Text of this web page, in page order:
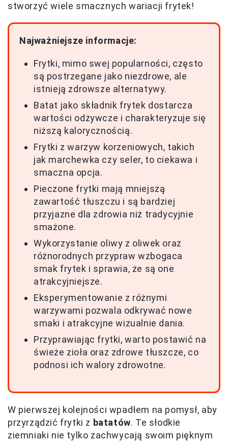
stworzyć wiele smacznych wariacji frytek!
Najważniejsze informacje:
Frytki, mimo swej popularności, często
są postrzegane jako niezdrowe, ale
istnieją zdrowsze alternatywy.
Batat jako składnik frytek dostarcza
wartości odżywcze i charakteryzuje się
niższą kalorycznością.
Frytki z warzyw korzeniowych, takich
jak marchewka czy seler, to ciekawa i
smaczna opcja.
Pieczone frytki mają mniejszą
zawartość tłuszczu i są bardziej
przyjazne dla zdrowia niż tradycyjnie
smażone.
Wykorzystanie oliwy z oliwek oraz
różnorodnych przypraw wzbogaca
smak frytek i sprawia, że są one
atrakcyjniejsze.
Eksperymentowanie z różnymi
warzywami pozwala odkrywać nowe
smaki i atrakcyjne wizualnie dania.
Przyprawiając frytki, warto postawić na
świeże zioła oraz zdrowe tłuszcze, co
podnosi ich walory zdrowotne.
W pierwszej kolejności wpadłem na pomysł, aby
przyrządzić frytki z batatów. Te słodkie
ziemniaki nie tylko zachwycają swoim pięknym